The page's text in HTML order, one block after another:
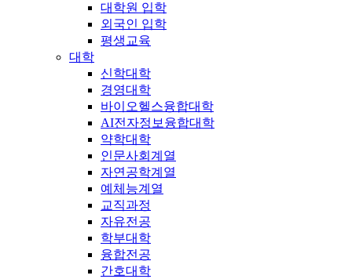
대학원 입학
외국인 입학
평생교육
대학
신학대학
경영대학
바이오헬스융합대학
AI전자정보융합대학
약학대학
인문사회계열
자연공학계열
예체능계열
교직과정
자유전공
학부대학
융합전공
간호대학